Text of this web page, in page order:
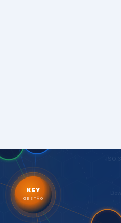
KEY
GESTÃO